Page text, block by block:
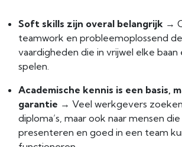
Soft skills zijn overal belangrijk →
teamwork en probleemoplossend
vaardigheden die in vrijwel elke
spelen.
Academische kennis is een basis,
garantie → Veel werkgevers
diploma’s, maar ook naar mensen
presenteren en goed in een team